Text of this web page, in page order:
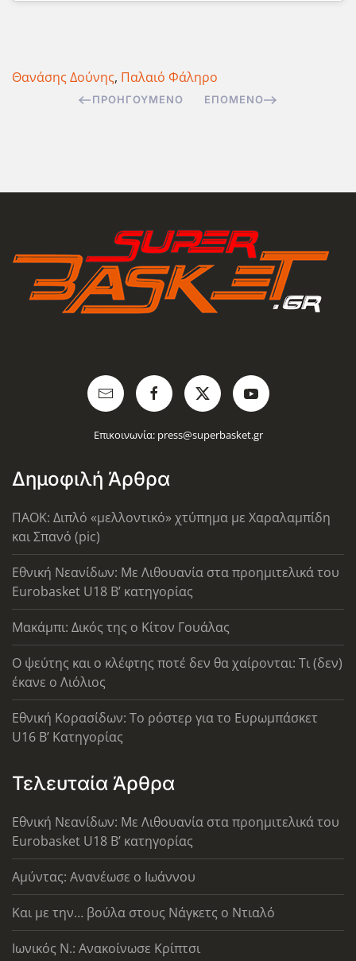
Θανάσης Δούνης, Παλαιό Φάληρο
ΠΡΟΗΓΟΎΜΕΝΟ ΕΠΌΜΕΝΟ
Επικοινωνία: press@superbasket.gr
Δημοφιλή Άρθρα
ΠΑΟΚ: Διπλό «μελλοντικό» χτύπημα με Χαραλαμπίδη
και Σπανό (pic)
Εθνική Νεανίδων: Με Λιθουανία στα προημιτελικά του
Eurobasket U18 Β’ κατηγορίας
Μακάμπι: Δικός της ο Κίτον Γουάλας
Ο ψεύτης και ο κλέφτης ποτέ δεν θα χαίρονται: Τι (δεν)
έκανε ο Λιόλιος
Εθνική Κορασίδων: Το ρόστερ για το Ευρωμπάσκετ
U16 B’ Κατηγορίας
Τελευταία Άρθρα
Εθνική Νεανίδων: Με Λιθουανία στα προημιτελικά του
Eurobasket U18 Β’ κατηγορίας
Αμύντας: Ανανέωσε ο Ιωάννου
Και με την… βούλα στους Νάγκετς ο Ντιαλό
Ιωνικός Ν.: Ανακοίνωσε Κρίπτσι